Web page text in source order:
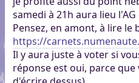
samedi à 21h aura lieu
Pensez, en amont, à lire
https://
Il y aura juste à voter si
réponse est oui, parce